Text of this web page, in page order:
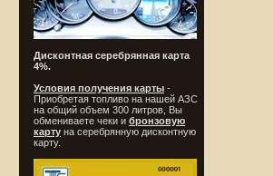
Дисконтная серебрянная карта
4%.
Условия получения карты -
Приобретая топливо на нашей АЗС
на общий объем 300 литров, Вы
обмениваете чеки и бронзовую
карту на серебрянную дисконтную
карту.